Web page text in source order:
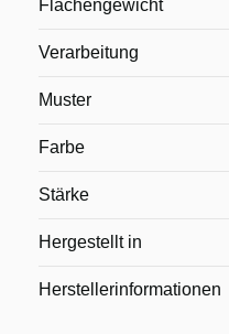
Flächengewicht
Verarbeitung
Muster
Farbe
Stärke
Hergestellt in
Herstellerinformationen